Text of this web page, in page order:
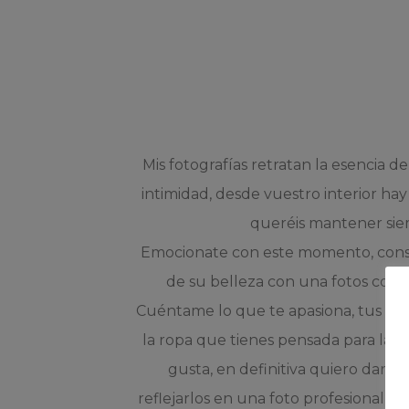
Mis fotografías retratan la esencia
intimidad, desde vuestro interior
queréis mantener
Emocionate con este momento,
de su belleza con una fotos como
Cuéntame lo que te apasiona, tus
la ropa que tienes pensada para la
gusta, en definitiva quiero dar
reflejarlos en una foto profesional, la